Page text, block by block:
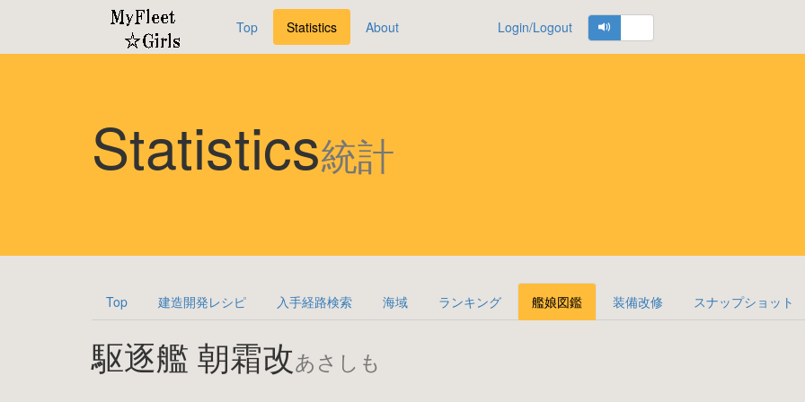
Top Statistics About Login/Logout
Statistics統計
Top 建造開発レシピ 入手経路検索 海域 ランキング 艦娘図鑑 装備改修 スナップショット
駆逐艦 朝霜改あさしも